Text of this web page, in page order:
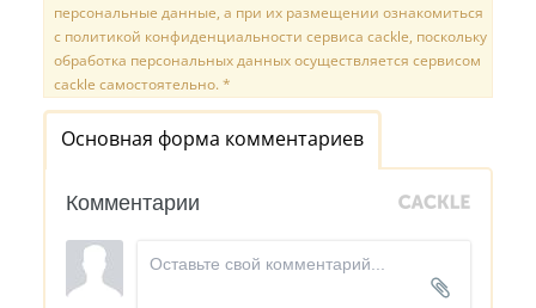
персональные данные, а при их размещении ознакомиться
с политикой конфиденциальности сервиса cackle, поскольку
обработка персональных данных осуществляется сервисом
cackle самостоятельно. *
Основная форма комментариев
Комментарии